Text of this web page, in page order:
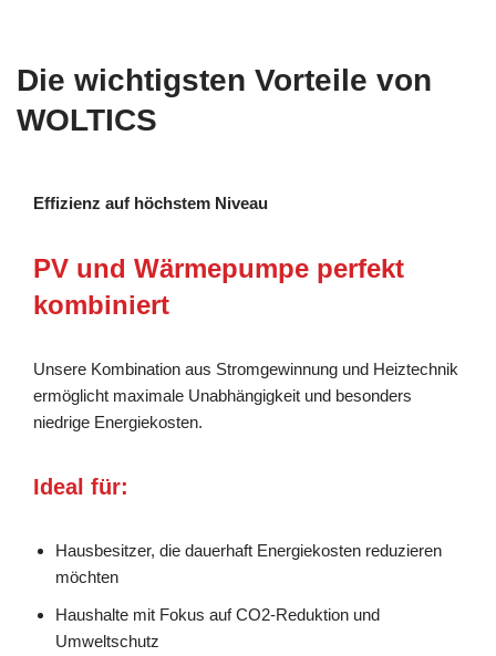
Die wichtigsten Vorteile von
WOLTICS
Effizienz auf höchstem Niveau
PV und Wärmepumpe perfekt
kombiniert
Unsere Kombination aus Stromgewinnung und Heiztechnik
ermöglicht maximale Unabhängigkeit und besonders
niedrige Energiekosten.
Ideal für:
Hausbesitzer, die dauerhaft Energiekosten reduzieren
möchten
Haushalte mit Fokus auf CO2-Reduktion und
Umweltschutz